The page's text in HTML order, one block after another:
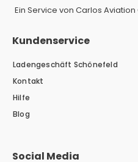
Ein Service von Carlos
Kundenservice
Ladengeschäft Schönefeld
Kontakt
Hilfe
Blog
Social Media